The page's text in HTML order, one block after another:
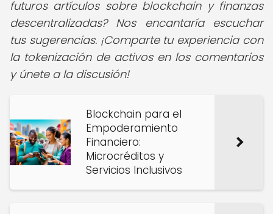
futuros artículos sobre blockchain y finanzas
descentralizadas? Nos encantaría escuchar
tus sugerencias. ¡Comparte tu experiencia con
la tokenización de activos en los comentarios
y únete a la discusión!
Blockchain para el
Empoderamiento
Financiero:
Microcréditos y
Servicios Inclusivos